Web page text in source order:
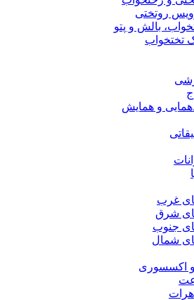
روتختی
بالش و پتو
تختخواب
و همایش
های غرب
های شرق
های جنوب
های شمال
و اکسسوری